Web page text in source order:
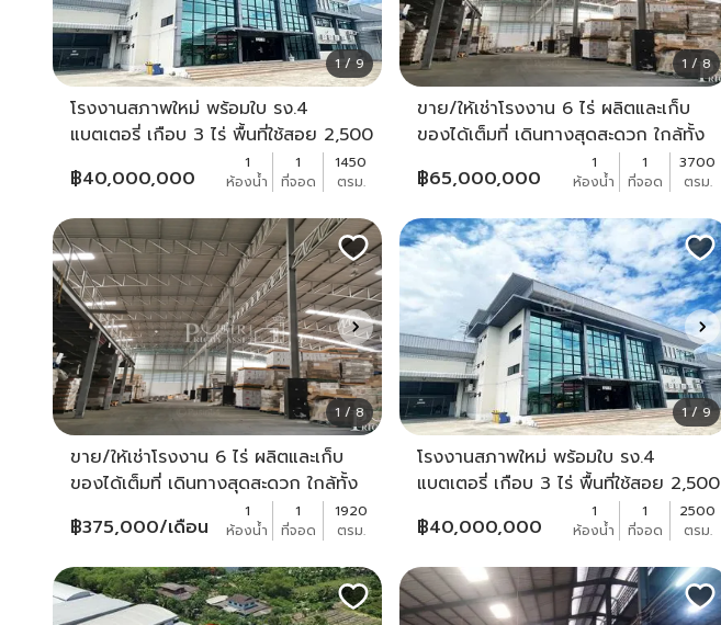
1 / 9
โรงงานสภาพใหม่ พร้อมใบ รง.4
แบตเตอรี่ เกือบ 3 ไร่ พื้นที่ใช้สอย 2,500
ตร.ม. พื้น Epoxy ทำเลดีเดินทางง่าย
ใกล้พุทธสาคร เพียง 2 นาที
฿40,000,000
1
ห้องน้ำ
1
ที่จอด
1450
ตรม.
1 / 8
ขาย/ให้เช่าโรงงาน 6 ไร่ ผลิตและเก็บ
ของได้เต็มที่ เดินทางสุดสะดวก ใกล้ทั้ง
สาย 5 และเพชรเกษม - KK2618S
฿65,000,000
1
ห้องน้ำ
1
ที่จอด
3700
ตรม.
1 / 8
ขาย/ให้เช่าโรงงาน 6 ไร่ ผลิตและเก็บ
ของได้เต็มที่ เดินทางสุดสะดวก ใกล้ทั้ง
สาย 5 และเพชรเกษม - KK2618S
฿375,000/เดือน
1
ห้องน้ำ
1
ที่จอด
1920
ตรม.
1 / 9
โรงงานสภาพใหม่ พร้อมใบ รง.4
แบตเตอรี่ เกือบ 3 ไร่ พื้นที่ใช้สอย 2,500
ตร.ม. พื้น Epoxy ทำเลดีเดินทางง่าย
ใกล้พุทธสาคร เพียง 2 นาที -
KK3322S
฿40,000,000
1
ห้องน้ำ
1
ที่จอด
2500
ตรม.